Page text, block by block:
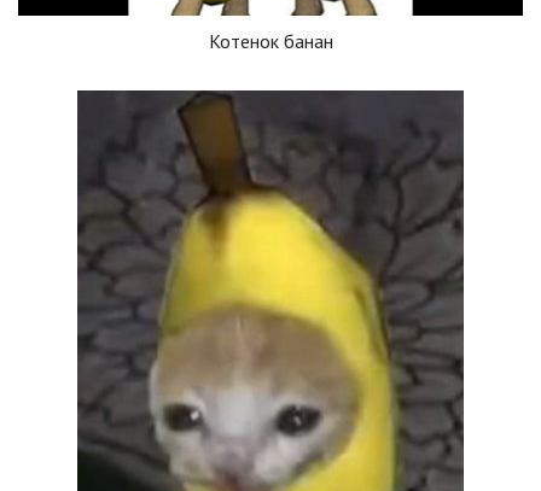
Котенок банан